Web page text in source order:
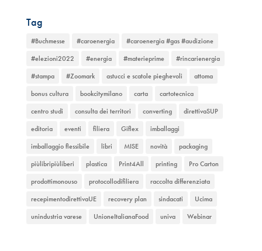
Tag
#Buchmesse #caroenergia
#caroenergia #gas #audizione
#elezioni2022
#energia #materieprime
#rincarienergia
#stampa
#Zoomark astucci e scatole pieghevoli
attoma
bonus cultura
bookcitymilano carta
cartotecnica
centro studi
consulta dei territori converting
direttivaSUP
editoria
eventi filiera Giflex
imballaggi
imballaggio flessibile
libri MISE novità
packaging
piùlibripiùliberi
plastica Print4All printing
Pro Carton
prodottimonouso
protocollodifiliera
raccolta differenziata
recepimentodirettivaUE
recovery plan sindacati
Ucima
unindustria varese
UnioneItalianaFood univa Webinar